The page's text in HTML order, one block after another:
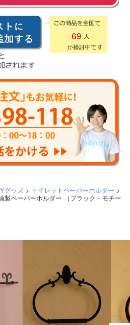
69
グッズ > トイレットペーパーホルダー >
製ペーパーホルダー （ブラック・モチー